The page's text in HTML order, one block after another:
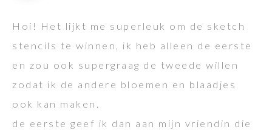
Hoi! Het lijkt me superleuk om de sketch
stencils te winnen, ik heb alleen de eerste
en zou ook supergraag de tweede willen
zodat ik de andere bloemen en blaadjes
ook kan maken.
de eerste geef ik dan aan mijn vriendin die